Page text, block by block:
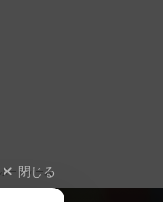
ードゲーム
閉じる